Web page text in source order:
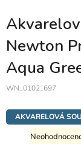
Newton
Aqua
WN_0102_697
AKVARELOVÁ
Průměrné